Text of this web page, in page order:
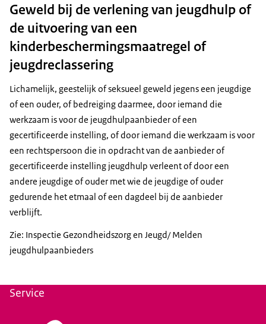
Geweld bij de verlening van jeugdhulp of
de uitvoering van een
kinderbeschermingsmaatregel of
jeugdreclassering
Lichamelijk, geestelijk of seksueel geweld jegens een jeugdige
of een ouder, of bedreiging daarmee, door iemand die
werkzaam is voor de jeugdhulpaanbieder of een
gecertificeerde instelling, of door iemand die werkzaam is voor
een rechtspersoon die in opdracht van de aanbieder of
gecertificeerde instelling jeugdhulp verleent of door een
andere jeugdige of ouder met wie de jeugdige of ouder
gedurende het etmaal of een dagdeel bij de aanbieder
verblijft.
Zie: Inspectie Gezondheidszorg en Jeugd/ Melden
jeugdhulpaanbieders
Service